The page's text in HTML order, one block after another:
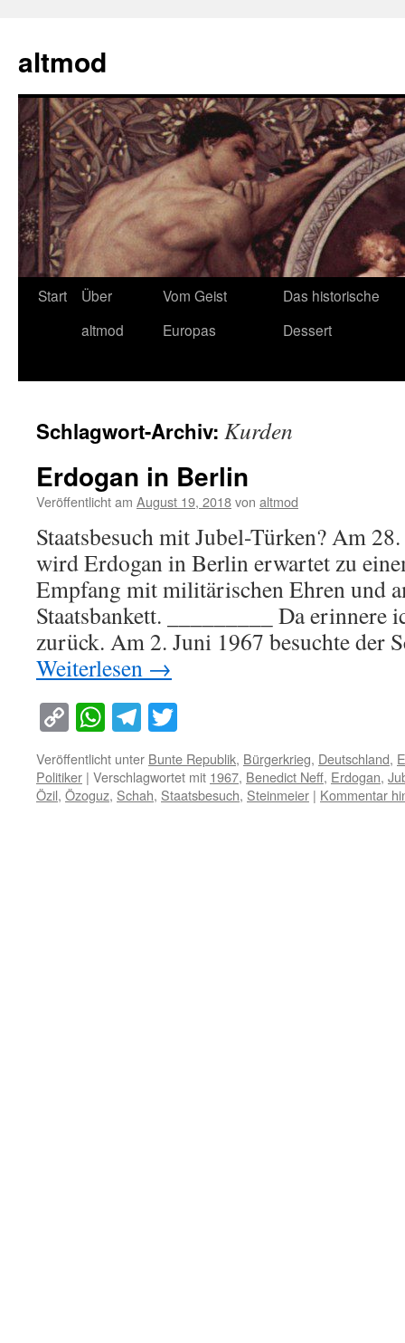
springen
altmod
Start
Über
altmod
Vom Geist
Europas
Das historische
Dessert
Schlagwort-Archiv: Kurden
Erdogan in Berlin
Veröffentlicht am August 19, 2018von altmod
Staatsbesuch mit Jubel-Türken? Am
wird Erdogan in Berlin erwartet zu
Empfang mit militärischen Ehren und
Staatsbankett. _________ Da erinnere
zurück. Am 2. Juni 1967 besuchte der
Weiterlesen →
Copy
Link
WhatsApp
Telegram
Veröffentlicht unter Bunte Republik, Bürgerkrieg, Deutschland,
Politiker | Verschlagwortet mit 1967, Benedict Neff, Erdogan,
Özil, Özoguz, Schah, Staatsbesuch, Steinmeier | Kommentar